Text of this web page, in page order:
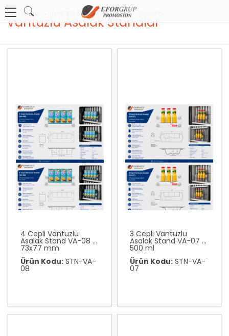
Anasayfa TANITIM PROMOSYONLARI
Vantuzlu Asalak Standlar
4 Cepli Vantuzlu
Asalak Stand VA-08 -
73x77 mm
Ürün Kodu: STN-VA-
08
3 Cepli Vantuzlu
Asalak Stand VA-07 -
500 ml
Ürün Kodu: STN-VA-
07